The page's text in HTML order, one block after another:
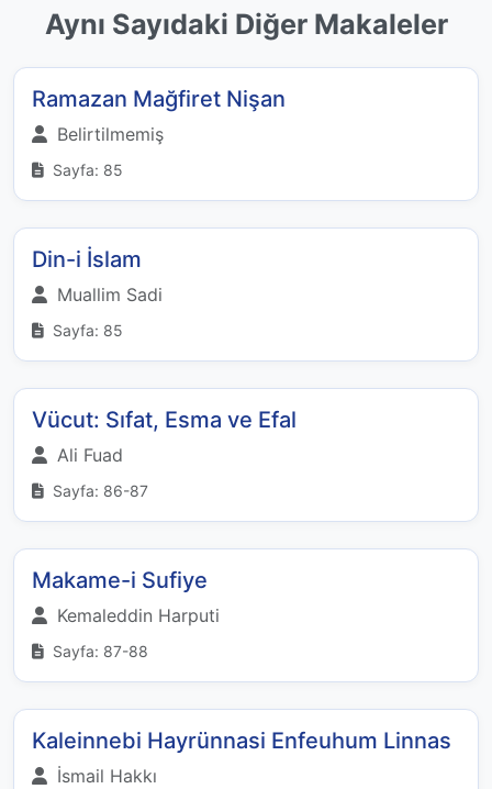
Aynı Sayıdaki Diğer Makaleler
Ramazan Mağfiret Nişan
Belirtilmemiş
Sayfa: 85
Din-i İslam
Muallim Sadi
Sayfa: 85
Vücut: Sıfat, Esma ve Efal
Ali Fuad
Sayfa: 86-87
Makame-i Sufiye
Kemaleddin Harputi
Sayfa: 87-88
Kaleinnebi Hayrünnasi Enfeuhum Linnas
İsmail Hakkı